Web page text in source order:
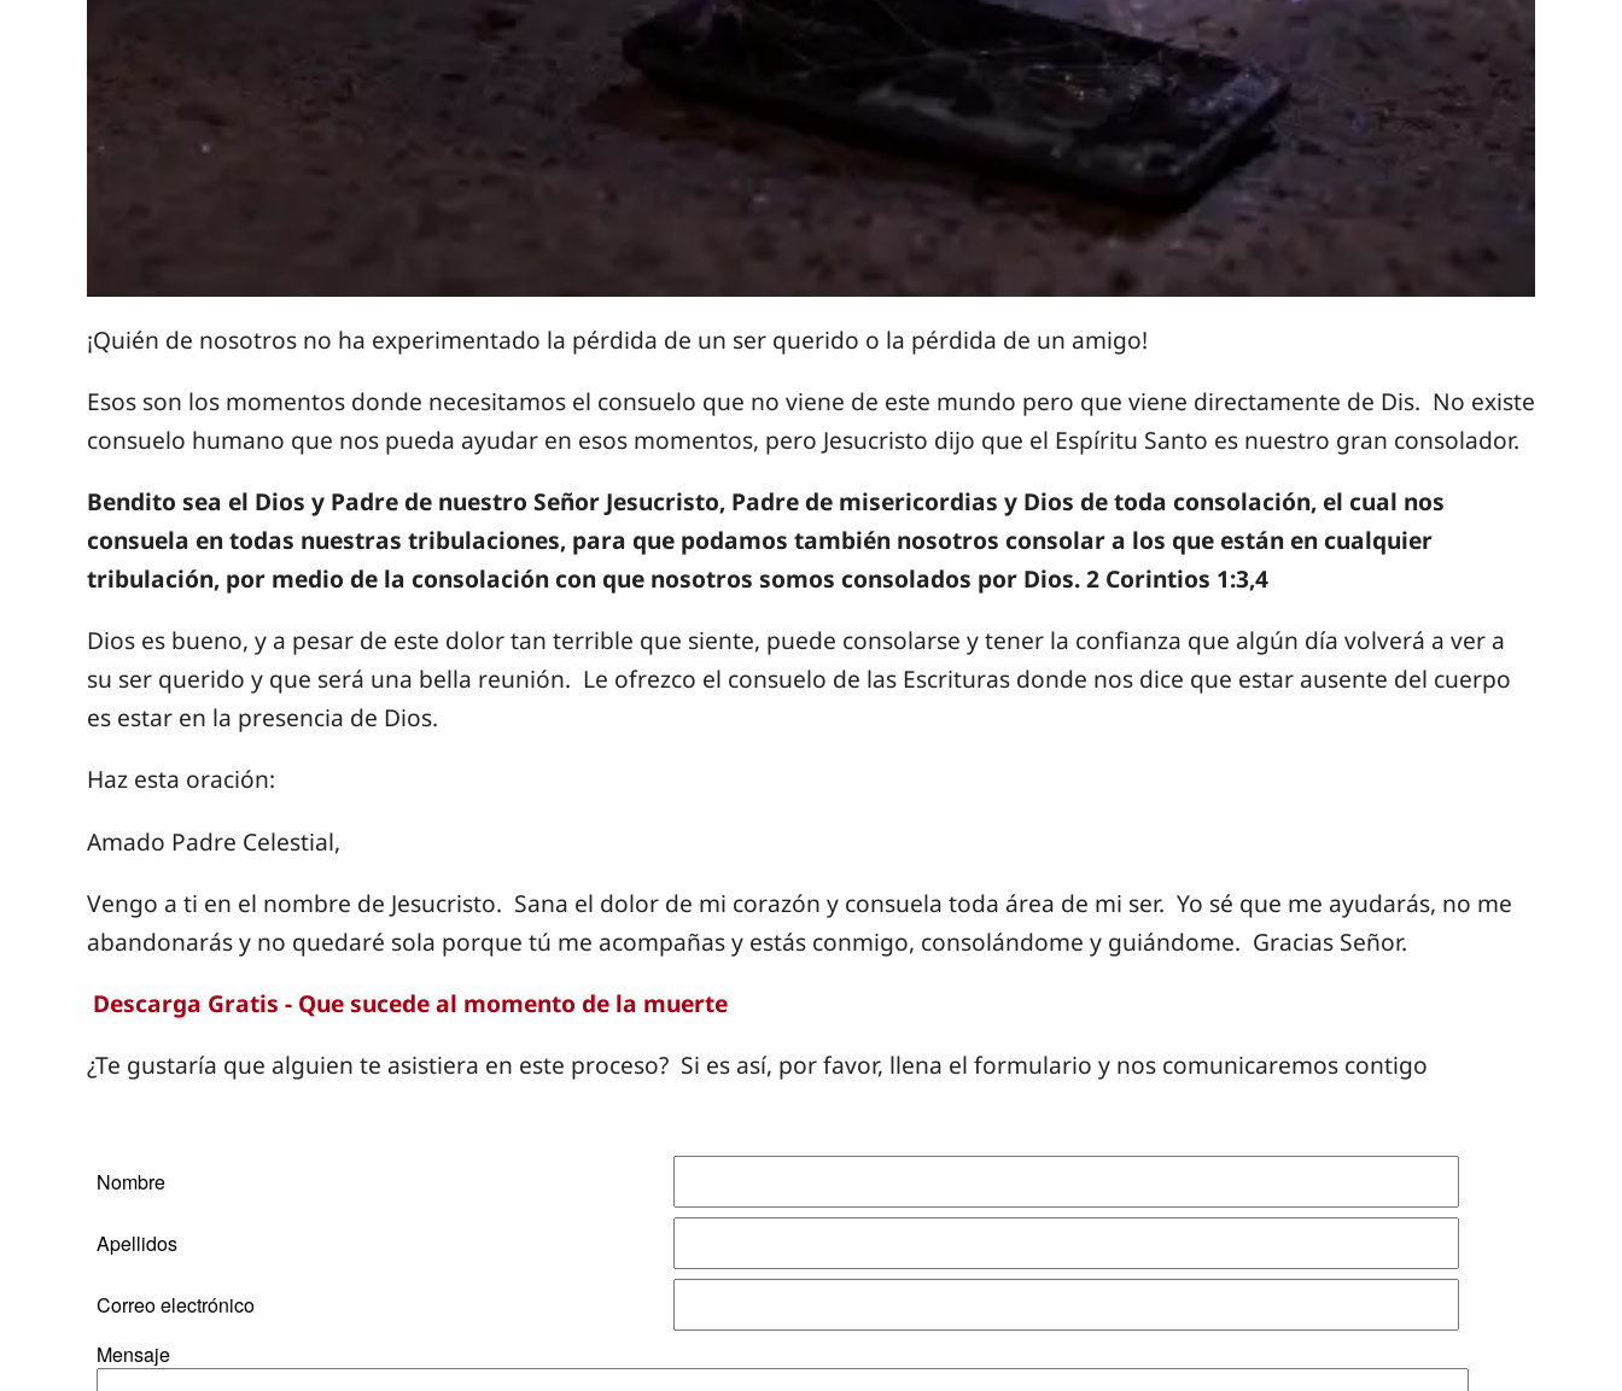
¡Quién de nosotros no ha experimentado la pérdida de un ser querido o la pérdida de un amigo!
Esos son los momentos donde necesitamos el consuelo que no viene de este mundo pero que viene directamente de Dis. No existe
consuelo humano que nos pueda ayudar en esos momentos, pero Jesucristo dijo que el Espíritu Santo es nuestro gran consolador.
Bendito sea el Dios y Padre de nuestro Señor Jesucristo, Padre de misericordias y Dios de toda consolación, el cual nos
consuela en todas nuestras tribulaciones, para que podamos también nosotros consolar a los que están en cualquier
tribulación, por medio de la consolación con que nosotros somos consolados por Dios. 2 Corintios 1:3,4
Dios es bueno, y a pesar de este dolor tan terrible que siente, puede consolarse y tener la confianza que algún día volverá a ver a
su ser querido y que será una bella reunión. Le ofrezco el consuelo de las Escrituras donde nos dice que estar ausente del cuerpo
es estar en la presencia de Dios.
Haz esta oración:
Amado Padre Celestial,
Vengo a ti en el nombre de Jesucristo. Sana el dolor de mi corazón y consuela toda área de mi ser. Yo sé que me ayudarás, no me
abandonarás y no quedaré sola porque tú me acompañas y estás conmigo, consolándome y guiándome. Gracias Señor.
Descarga Gratis - Que sucede al momento de la muerte
¿Te gustaría que alguien te asistiera en este proceso? Si es así, por favor, llena el formulario y nos comunicaremos contigo